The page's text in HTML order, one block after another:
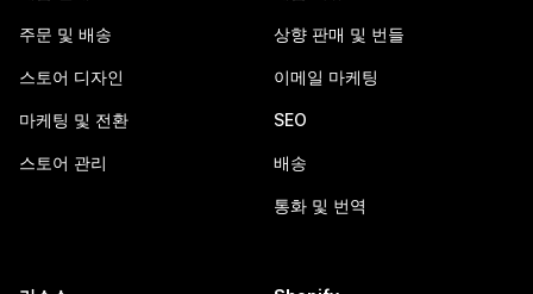
주문 및 배송
스토어 디자인
마케팅 및 전환
스토어 관리
상향 판매 및 번들
이메일 마케팅
SEO
배송
통화 및 번역